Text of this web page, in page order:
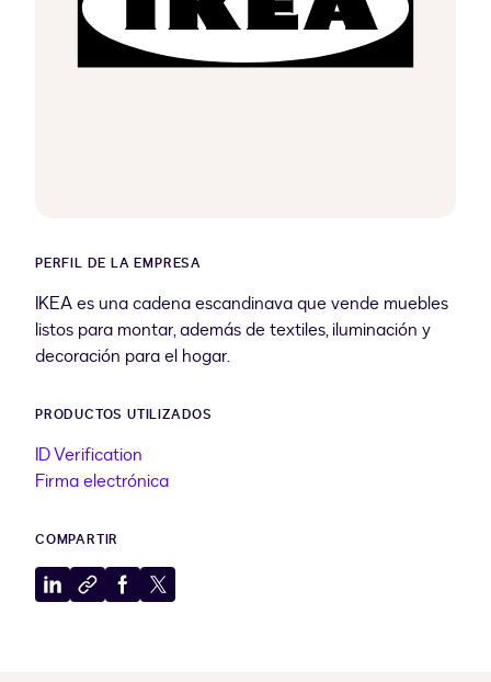
PERFIL DE LA EMPRESA
IKEA es una cadena escandinava que vende muebles
listos para montar, además de textiles, iluminación y
decoración para el hogar.
PRODUCTOS UTILIZADOS
ID Verification
Firma electrónica
COMPARTIR
Compartir
CopiarCompartirCompartir